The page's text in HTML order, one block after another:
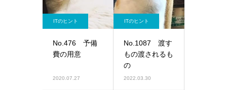
ITのヒント
No.476 予備
費の用意
2020.07.27
ITのヒント
No.1087 渡す
もの渡されるも
の
2022.03.30